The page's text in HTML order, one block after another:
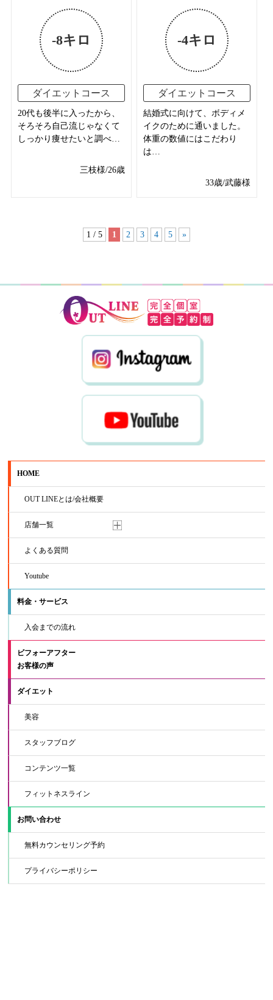
-8キロ
ダイエットコース
20代も後半に入ったから、
そろそろ自己流じゃなくて
しっかり痩せたいと調べ…
三枝様/26歳
-4キロ
ダイエットコース
結婚式に向けて、ボディメ
イクのために通いました。
体重の数値にはこだわり
は…
33歳/武藤様
1 / 5 1 2 3 4 5 »
HOME
OUT LINEとは/会社概要
店舗一覧
よくある質問
Youtube
料金・サービス
入会までの流れ
ビフォーアフター
お客様の声
ダイエット
美容
スタッフブログ
コンテンツ一覧
フィットネスライン
お問い合わせ
無料カウンセリング予約
プライバシーポリシー